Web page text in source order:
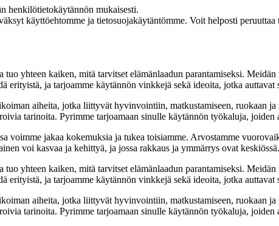
henkilötietokäytännön mukaisesti.
käyttöehtomme ja tietosuojakäytäntömme. Voit helposti peruuttaa
yhteen kaiken, mitä tarvitset elämänlaadun parantamiseksi.
erityistä, ja tarjoamme käytännön vinkkejä sekä ideoita, jotka
aiheita, jotka liittyvät hyvinvointiin, matkustamiseen, ruokaan
tarinoita. Pyrimme tarjoamaan sinulle käytännön työkaluja,
voimme jakaa kokemuksia ja tukea toisiamme. Arvostamme
voi kasvaa ja kehittyä, ja jossa rakkaus ja ymmärrys ovat keskiössä.
yhteen kaiken, mitä tarvitset elämänlaadun parantamiseksi.
erityistä, ja tarjoamme käytännön vinkkejä sekä ideoita, jotka
aiheita, jotka liittyvät hyvinvointiin, matkustamiseen, ruokaan
tarinoita. Pyrimme tarjoamaan sinulle käytännön työkaluja,